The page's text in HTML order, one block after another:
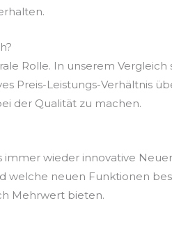
Rolle. In unserem Vergleich
Preis-Leistungs-Verhältnis
der Qualität zu machen.
wieder innovative
neuen Funktionen
Mehrwert bieten.